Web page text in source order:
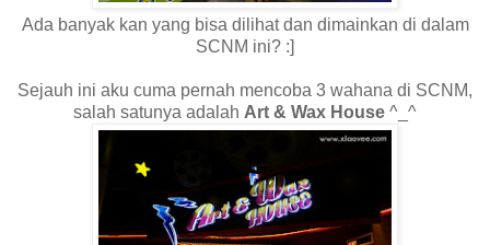
Ada banyak kan yang bisa dilihat dan dimainkan di dalam
SCNM ini? :]
Sejauh ini aku cuma pernah mencoba 3 wahana di SCNM,
salah satunya adalah Art & Wax House ^_^